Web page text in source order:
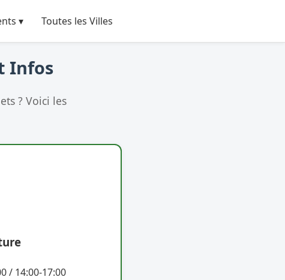
▾ Toutes les Villes
Infos
? Voici les
/ 14:00-17:00